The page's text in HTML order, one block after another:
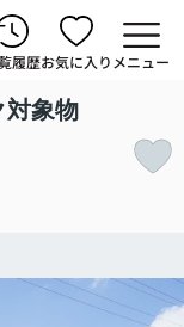
履歴お気に入り メニュー
対象物